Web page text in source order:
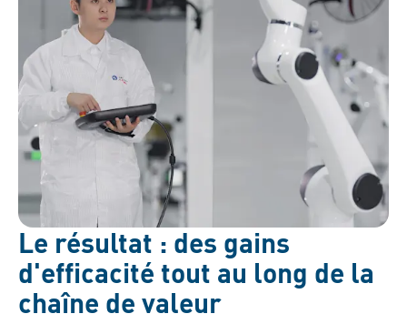
Le résultat : des gains
d'efficacité tout au long de la
chaîne de valeur